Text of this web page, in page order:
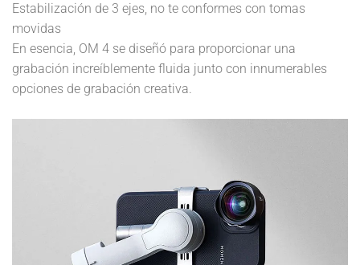
Estabilización de 3 ejes, no te conformes con tomas
movidas
En esencia, OM 4 se diseñó para proporcionar una
grabación increíblemente fluida junto con innumerables
opciones de grabación creativa.